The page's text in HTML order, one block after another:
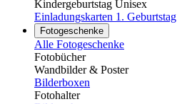
Kindergeburtstag Unisex
Einladungskarten 1. Geburtstag
Fotogeschenke
Alle Fotogeschenke
Fotobücher
Wandbilder & Poster
Bilderboxen
Fotohalter